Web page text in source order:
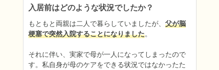
入居前はどのような状況でしたか？
もともと両親は二人で暮らしていましたが、 父が脳
梗塞で突然入院することになりました。
それに伴い、実家で母が一人になってしまったので
す。私自身が母のケアをできる状況ではなかったた